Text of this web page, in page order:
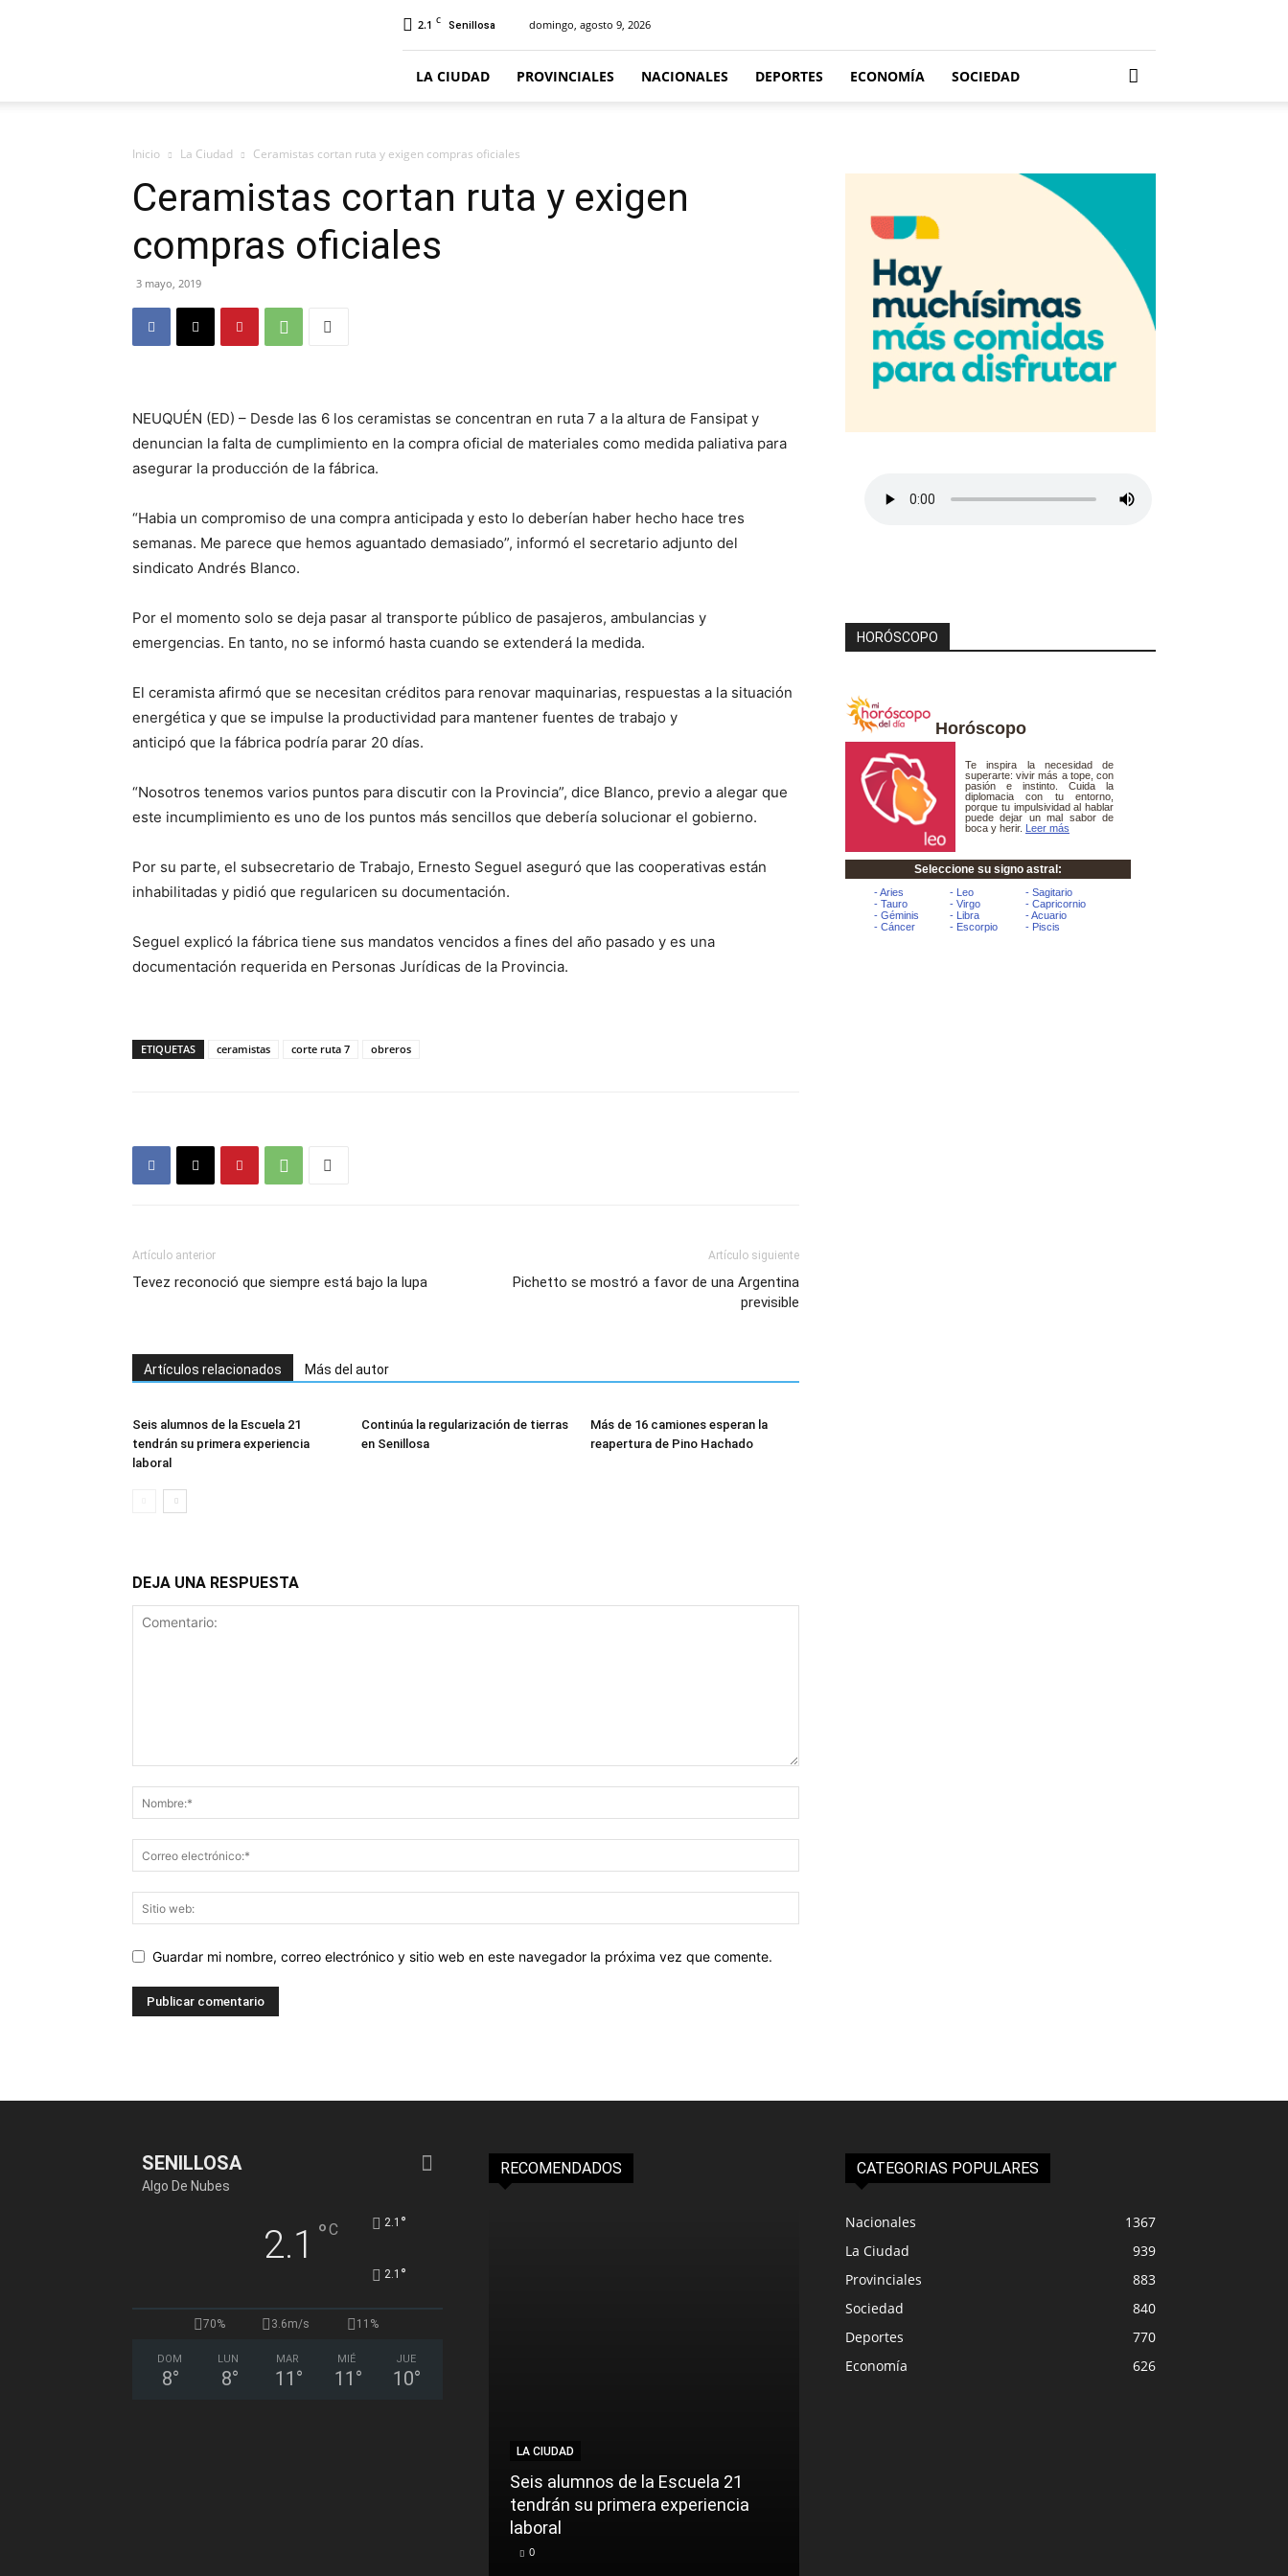
2.1 C Senillosa domingo, agosto 9, 2026
LA CIUDAD PROVINCIALES NACIONALES DEPORTES ECONOMÍA SOCIEDAD
Inicio La Ciudad Ceramistas cortan ruta y exigen compras oficiales
Ceramistas cortan ruta y exigen
compras oficiales
3 mayo, 2019
NEUQUÉN (ED) – Desde las 6 los ceramistas se concentran en ruta 7 a la altura de Fansipat y
denuncian la falta de cumplimiento en la compra oficial de materiales como medida paliativa para
asegurar la producción de la fábrica.
“Habia un compromiso de una compra anticipada y esto lo deberían haber hecho hace tres
semanas. Me parece que hemos aguantado demasiado”, informó el secretario adjunto del
sindicato Andrés Blanco.
Por el momento solo se deja pasar al transporte público de pasajeros, ambulancias y
emergencias. En tanto, no se informó hasta cuando se extenderá la medida.
El ceramista afirmó que se necesitan créditos para renovar maquinarias, respuestas a la situación
energética y que se impulse la productividad para mantener fuentes de trabajo y
anticipó que la fábrica podría parar 20 días.
“Nosotros tenemos varios puntos para discutir con la Provincia”, dice Blanco, previo a alegar que
este incumplimiento es uno de los puntos más sencillos que debería solucionar el gobierno.
Por su parte, el subsecretario de Trabajo, Ernesto Seguel aseguró que las cooperativas están
inhabilitadas y pidió que regularicen su documentación.
Seguel explicó la fábrica tiene sus mandatos vencidos a fines del año pasado y es una
documentación requerida en Personas Jurídicas de la Provincia.
ETIQUETAS ceramistas corte ruta 7 obreros
Artículo anterior
Tevez reconoció que siempre está bajo la lupa
Artículo siguiente
Pichetto se mostró a favor de una Argentina
previsible
Artículos relacionados Más del autor
Seis alumnos de la Escuela 21
tendrán su primera experiencia
laboral
Continúa la regularización de tierras
en Senillosa
Más de 16 camiones esperan la
reapertura de Pino Hachado
DEJA UNA RESPUESTA
Guardar mi nombre, correo electrónico y sitio web en este navegador la próxima vez que comente.
HORÓSCOPO
Horóscopo
SENILLOSA
Algo De Nubes
2.1 °C 2.1 °
2.1 °
70% 3.6m/s 11%
DOM
8°
LUN
8°
MAR
11 °
MIÉ
11 °
JUE
10°
RECOMENDADOS
LA CIUDAD
Seis alumnos de la Escuela 21
tendrán su primera experiencia
laboral
0
CATEGORIAS POPULARES
Nacionales
1367
La Ciudad
939
Provinciales
883
Sociedad
840
Deportes
770
Economía
626